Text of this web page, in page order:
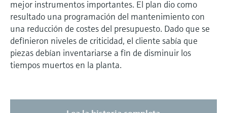
mejor instrumentos importantes. El plan dio como
resultado una programación del mantenimiento con
una reducción de costes del presupuesto. Dado que se
definieron niveles de criticidad, el cliente sabía que
piezas debían inventariarse a fin de disminuir los
tiempos muertos en la planta.